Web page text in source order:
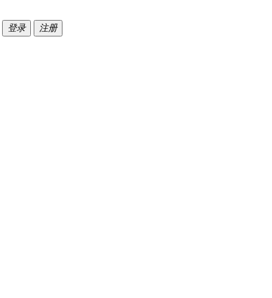
登录 注册